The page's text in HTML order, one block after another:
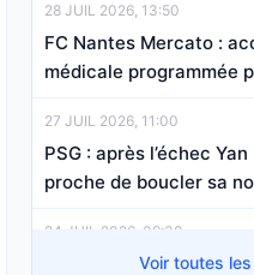
28 JUIL 2026, 13:50
FC Nantes Mercato :
médicale programmée
27 JUIL 2026, 11:00
PSG : après l’échec
proche de boucler sa
24 JUIL 2026, 09:30
FC Nantes Mercato :
Voir toutes